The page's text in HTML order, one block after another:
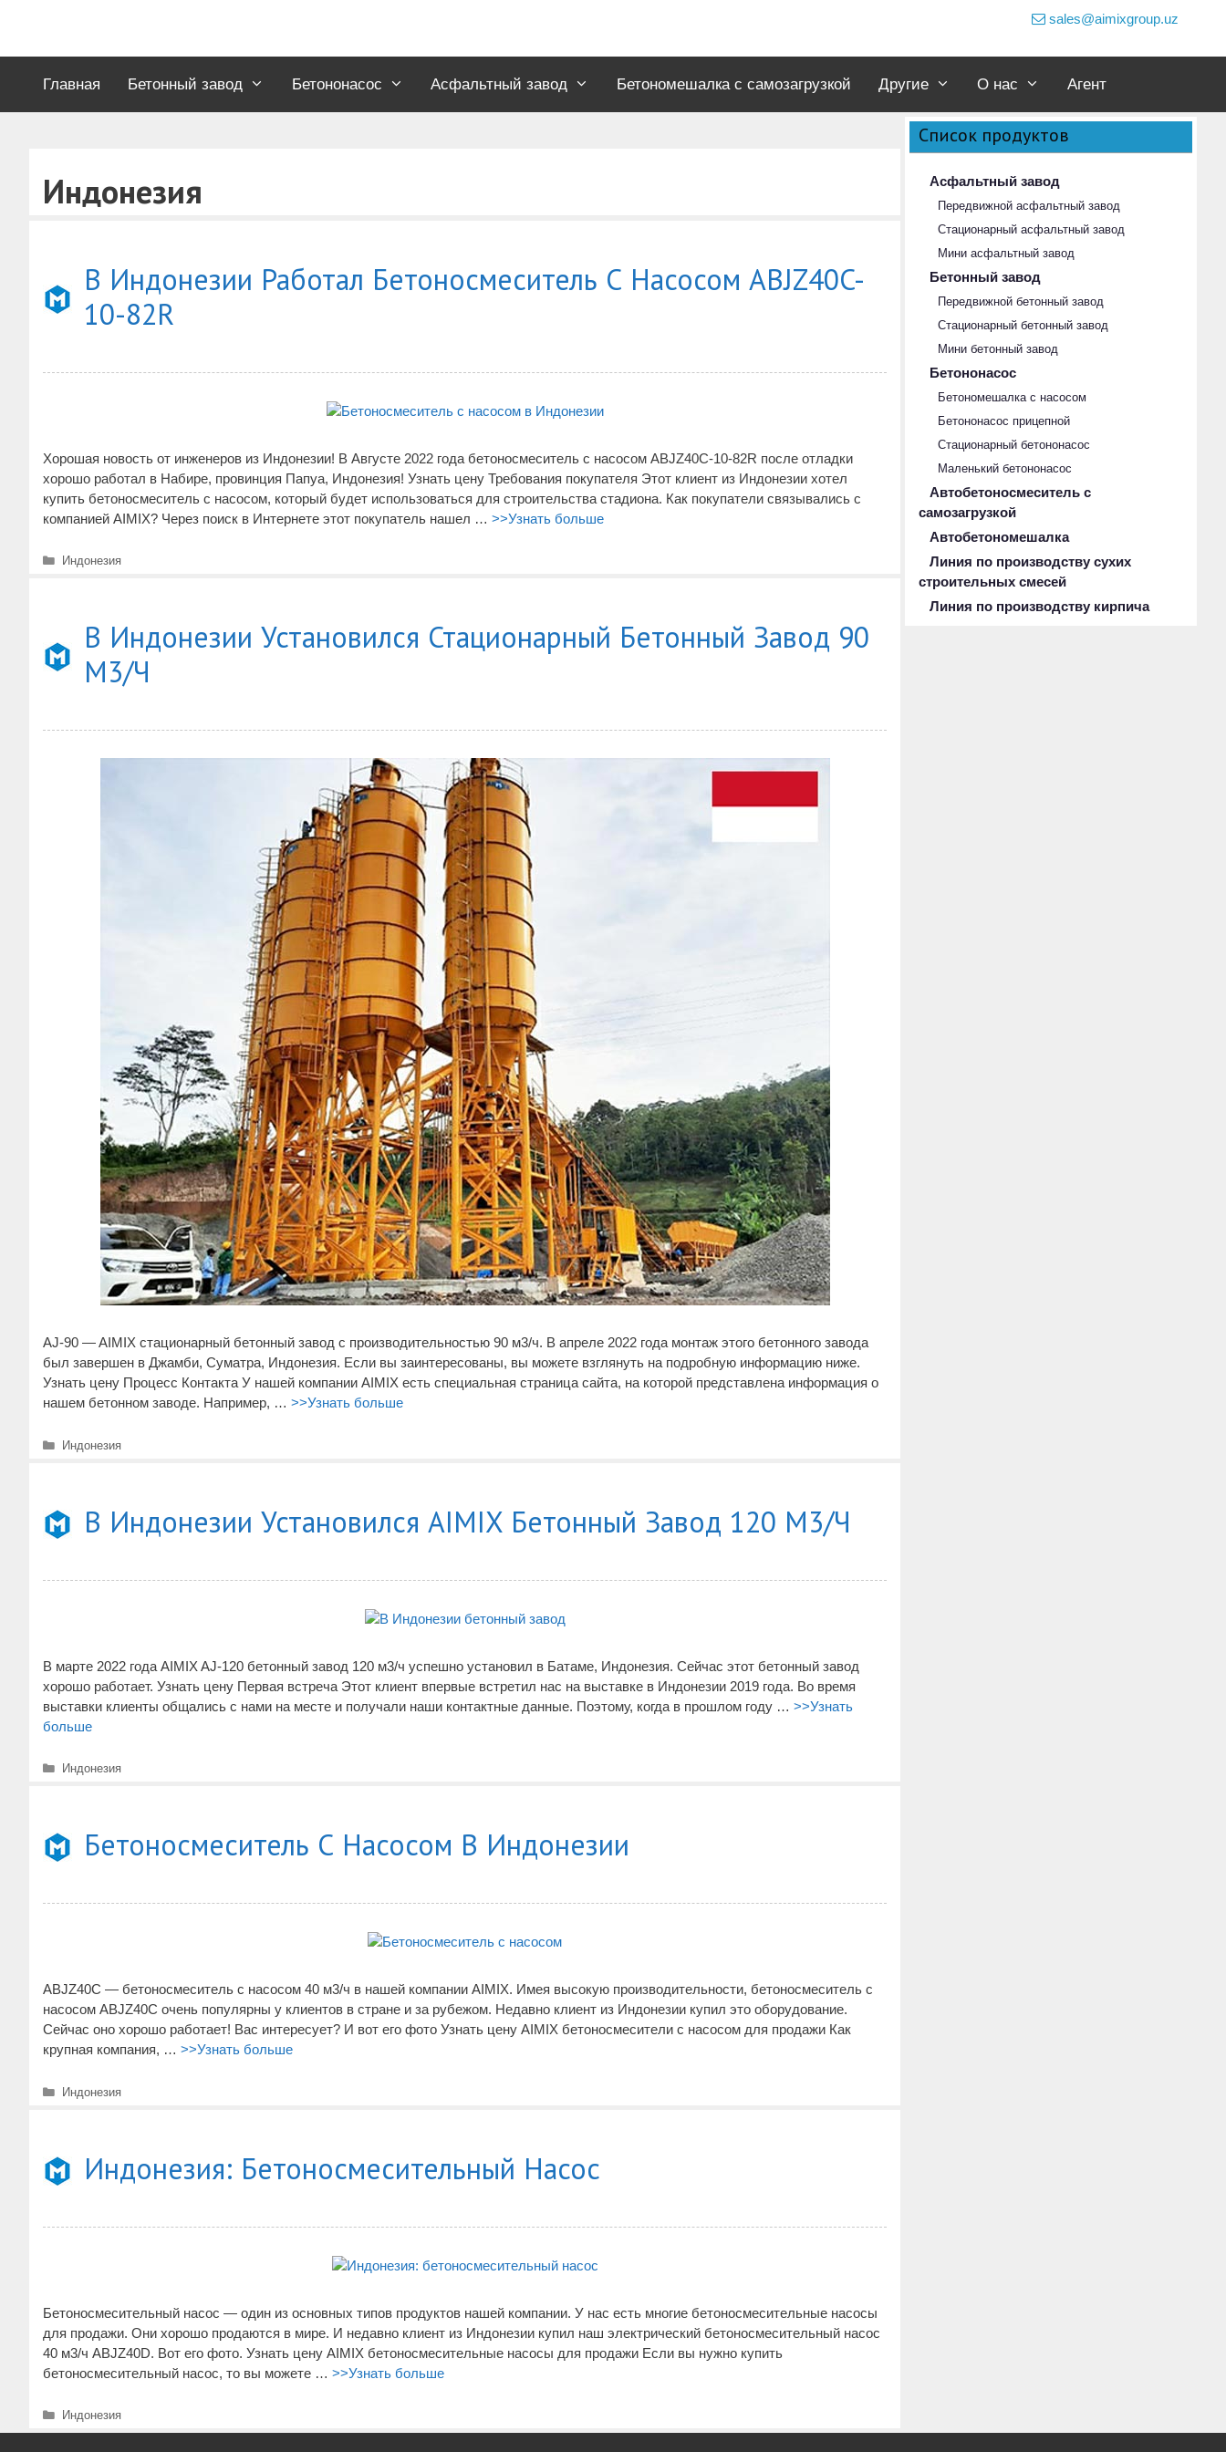
sales@aimixgroup.uz
Главная Бетонный завод Бетононасос Асфальтный завод Бетономешалка с самозагрузкой Другие О нас Агент
Индонезия
В Индонезии Работал Бетоносмеситель С Насосом ABJZ40C-
10-82R
Хорошая новость от инженеров из Индонезии! В Августе 2022 года бетоносмеситель с насосом ABJZ40C-10-82R после отладки
хорошо работал в Набире, провинция Папуа, Индонезия! Узнать цену Требования покупателя Этот клиент из Индонезии хотел
купить бетоносмеситель с насосом, который будет использоваться для строительства стадиона. Как покупатели связывались с
компанией AIMIX? Через поиск в Интернете этот покупатель нашел … >>Узнать больше
Рубрики
Индонезия
В Индонезии Установился Стационарный Бетонный Завод 90
М3/ч
AJ-90 — AIMIX стационарный бетонный завод с производительностью 90 м3/ч. В апреле 2022 года монтаж этого бетонного завода
был завершен в Джамби, Суматра, Индонезия. Если вы заинтересованы, вы можете взглянуть на подробную информацию ниже.
Узнать цену Процесс Контакта У нашей компании AIMIX есть специальная страница сайта, на которой представлена информация о
нашем бетонном заводе. Например, … >>Узнать больше
Рубрики
Индонезия
В Индонезии Установился AIMIX Бетонный Завод 120 М3/ч
В марте 2022 года AIMIX AJ-120 бетонный завод 120 м3/ч успешно установил в Батаме, Индонезия. Сейчас этот бетонный завод
хорошо работает. Узнать цену Первая встреча Этот клиент впервые встретил нас на выставке в Индонезии 2019 года. Во время
выставки клиенты общались с нами на месте и получали наши контактные данные. Поэтому, когда в прошлом году … >>Узнать
больше
Рубрики
Индонезия
Бетоносмеситель С Насосом В Индонезии
ABJZ40C — бетоносмеситель с насосом 40 м3/ч в нашей компании AIMIX. Имея высокую производительности, бетоносмеситель с
насосом ABJZ40C очень популярны у клиентов в стране и за рубежом. Недавно клиент из Индонезии купил это оборудование.
Сейчас оно хорошо работает! Вас интересует? И вот его фото Узнать цену AIMIX бетоносмесители с насосом для продажи Как
крупная компания, … >>Узнать больше
Рубрики
Индонезия
Индонезия: Бетоносмесительный Насос
Бетоносмесительный насос — один из основных типов продуктов нашей компании. У нас есть многие бетоносмесительные насосы
для продажи. Они хорошо продаются в мире. И недавно клиент из Индонезии купил наш электрический бетоносмесительный насос
40 м3/ч ABJZ40D. Вот его фото. Узнать цену AIMIX бетоносмесительные насосы для продажи Если вы нужно купить
бетоносмесительный насос, то вы можете … >>Узнать больше
Рубрики
Индонезия
Список продуктов
Асфальтный завод
Передвижной асфальтный завод
Стационарный асфальтный завод
Мини асфальтный завод
Бетонный завод
Передвижной бетонный завод
Стационарный бетонный завод
Мини бетонный завод
Бетононасос
Бетономешалка с насосом
Бетононасос прицепной
Стационарный бетононасос
Маленький бетононасос
Автобетоносмеситель с
самозагрузкой
Автобетономешалка
Линия по производству сухих
строительных смесей
Линия по производству кирпича